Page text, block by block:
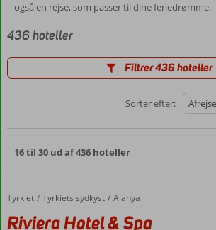
også en rejse, som passer til dine feriedrømme.
436 hoteller
Filtrer 436 hoteller
Sorter efter:
16 til 30 ud af 436 hoteller
Forside
Tyrkiet Tyrkiets sydkyst Alanya
Riviera Hotel & Spa
Riviera Hotel & Spa